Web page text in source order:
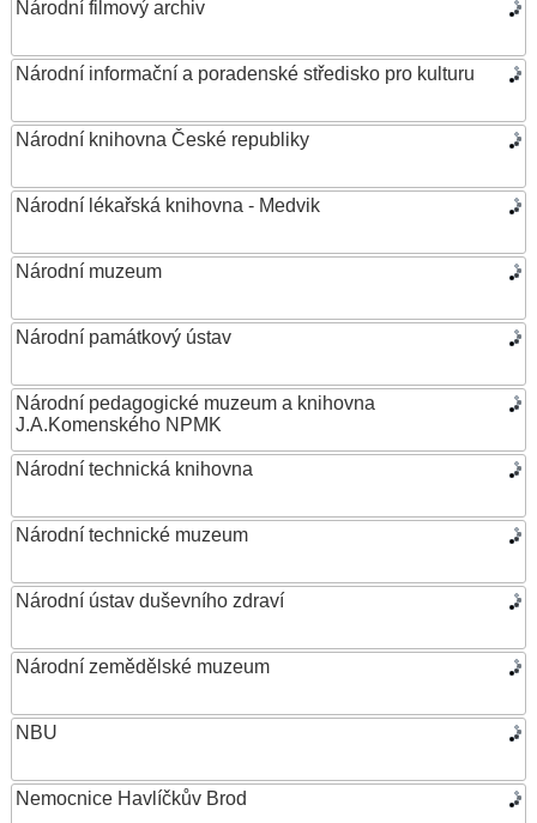
Národní filmový archiv
Národní informační a poradenské středisko pro kulturu
Národní knihovna České republiky
Národní lékařská knihovna - Medvik
Národní muzeum
Národní památkový ústav
Národní pedagogické muzeum a knihovna
J.A.Komenského NPMK
Národní technická knihovna
Národní technické muzeum
Národní ústav duševního zdraví
Národní zemědělské muzeum
NBU
Nemocnice Havlíčkův Brod